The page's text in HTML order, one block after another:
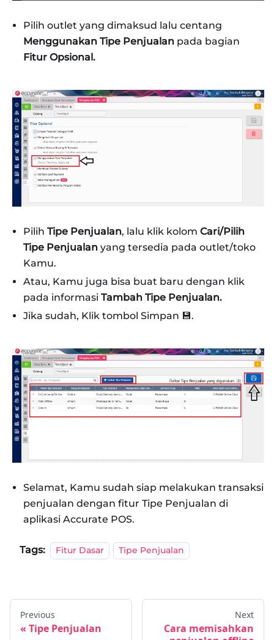
Pilih outlet yang dimaksud lalu centang
Menggunakan Tipe Penjualan pada bagian
Fitur Opsional.
Pilih Tipe Penjualan, lalu klik kolom Cari/Pilih
Tipe Penjualan yang tersedia pada outlet/toko
Kamu.
Atau, Kamu juga bisa buat baru dengan klik
pada informasi Tambah Tipe Penjualan.
Jika sudah, Klik tombol Simpan 💾.
Selamat, Kamu sudah siap melakukan transaksi
penjualan dengan fitur Tipe Penjualan di
aplikasi Accurate POS.
Tags: Fitur Dasar Tipe Penjualan
Previous
Tipe Penjualan
Next
Cara memisahkan